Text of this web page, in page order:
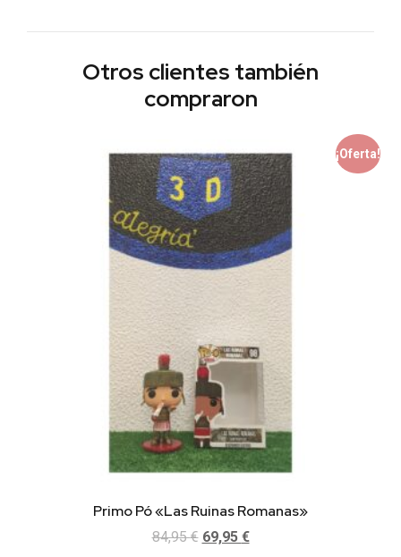
Otros clientes también
compraron
¡Oferta!
Primo Pó «Las Ruinas Romanas»
84,95€ 69,95 €